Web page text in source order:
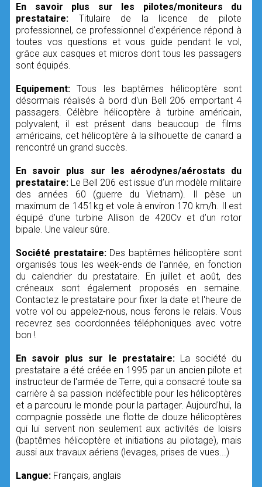
En savoir plus sur les pilotes/moniteurs du
prestataire: Titulaire de la licence de pilote
professionnel, ce professionnel d'expérience répond à
toutes vos questions et vous guide pendant le vol,
grâce aux casques et micros dont tous les passagers
sont équipés.
Equipement:Tous les baptêmes hélicoptère sont
désormais réalisés à bord d'un Bell 206 emportant 4
passagers. Célèbre hélicoptère à turbine américain,
polyvalent, il est présent dans beaucoup de films
américains, cet hélicoptère à la silhouette de canard a
rencontré un grand succès.
En savoir plus sur les aérodynes/aérostats du
prestataire: Le Bell 206 est issue d’un modèle militaire
des années 60 (guerre du Vietnam). Il pèse un
maximum de 1451kg et vole à environ 170 km/h. Il est
équipé d’une turbine Allison de 420Cv et d’un rotor
bipale. Une valeur sûre.
Société prestataire: Des baptêmes hélicoptère sont
organisés tous les week-ends de l'année, en fonction
du calendrier du prestataire. En juillet et août, des
créneaux sont également proposés en semaine.
Contactez le prestataire pour fixer la date et l'heure de
votre vol ou appelez-nous, nous ferons le relais. Vous
recevrez ses coordonnées téléphoniques avec votre
bon !
En savoir plus sur le prestataire: La société du
prestataire a été créée en 1995 par un ancien pilote et
instructeur de l'armée de Terre, qui a consacré toute sa
carrière à sa passion indéfectible pour les hélicoptères
et a parcouru le monde pour la partager. Aujourd'hui, la
compagnie possède une flotte de douze hélicoptères
qui lui servent non seulement aux activités de loisirs
(baptêmes hélicoptère et initiations au pilotage), mais
aussi aux travaux aériens (levages, prises de vues...)
Langue: Français, anglais